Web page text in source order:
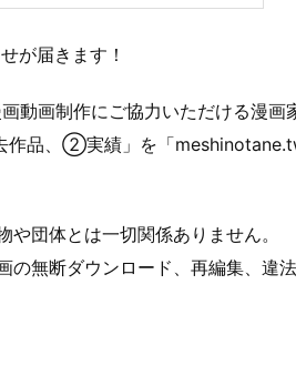
が届きます！
動画制作にご協力いただける漫画
品、②実績」を「
団体とは一切関係ありません。
の無断ダウンロード、再編集、違